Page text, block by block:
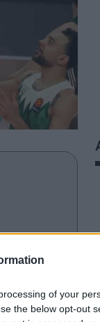
of your
the below opt-out
Έργκιν